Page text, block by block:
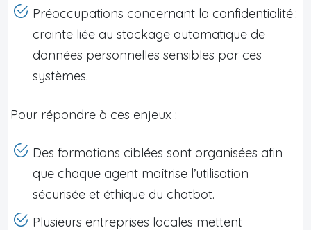
Préoccupations concernant la confidentialité :
crainte liée au stockage automatique de
données personnelles sensibles par ces
systèmes.
Pour répondre à ces enjeux :
Des formations ciblées sont organisées afin
que chaque agent maîtrise l’utilisation
sécurisée et éthique du chatbot.
Plusieurs entreprises locales mettent